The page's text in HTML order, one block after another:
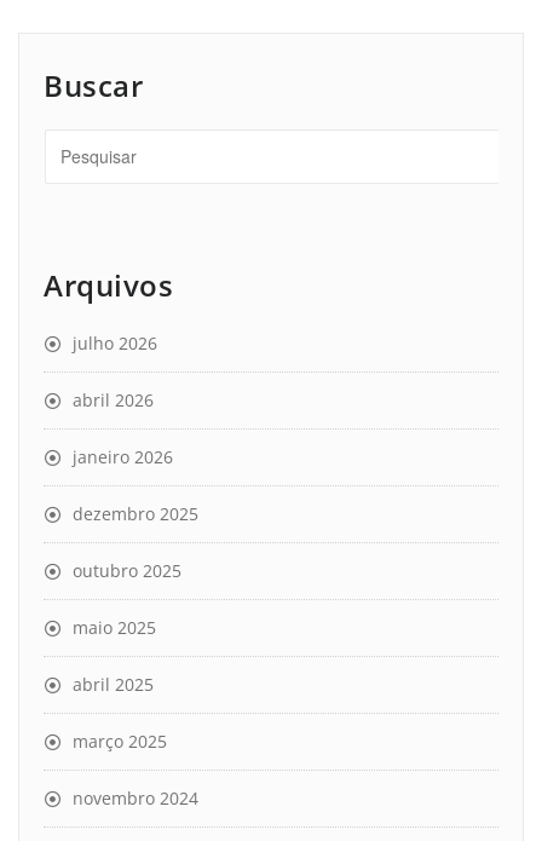
Buscar
Arquivos
julho 2026
abril 2026
janeiro 2026
dezembro 2025
outubro 2025
maio 2025
abril 2025
março 2025
novembro 2024